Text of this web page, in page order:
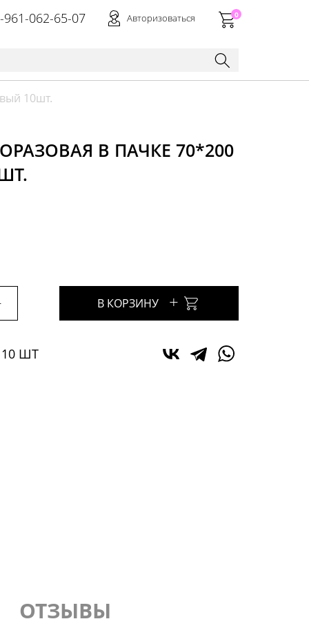
961-062-65-07 Авторизоваться 0
10шт.
В ПАЧКЕ 70*200
В КОРЗИНУ +
ШТ
ОТЗЫВЫ